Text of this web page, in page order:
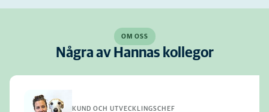
OM OSS
Några av Hannas kollegor
KUND OCH UTVECKLINGSCHEF